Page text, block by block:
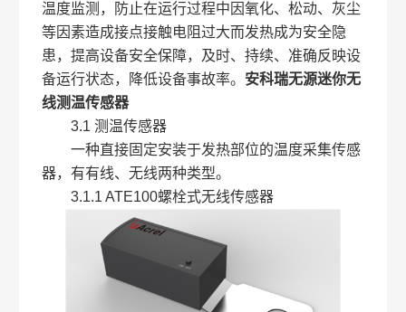
温度监测，防止在运行过程中因氧化、松动、灰尘
等因素造成接点接触电阻过大而发热成为安全隐
患，提高设备安全保障，及时、持续、准确反映设
备运行状态，降低设备事故率。 安科瑞无源迷你无
线测温传感器
3.1 测温传感器
一种直接固定安装于发热部位的温度采集传感
器，有有线、无线两种类型。
3.1.1 ATE100螺栓式无线传感器